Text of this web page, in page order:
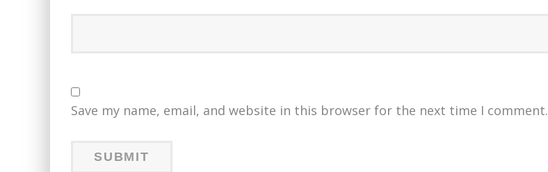
Save my name, email, and website in this browser for the next time I comment.